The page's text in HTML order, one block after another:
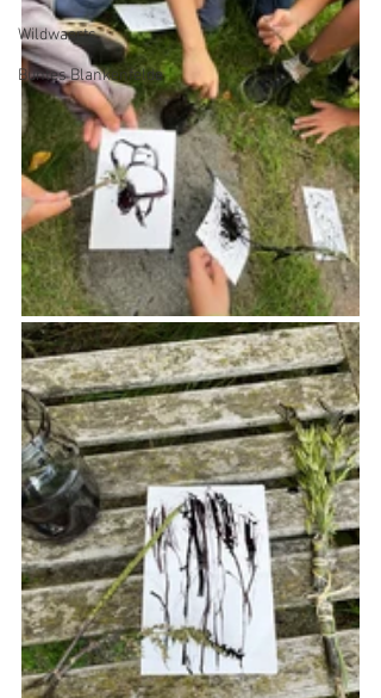
Wildwaerts
Buntes Blankenfelde